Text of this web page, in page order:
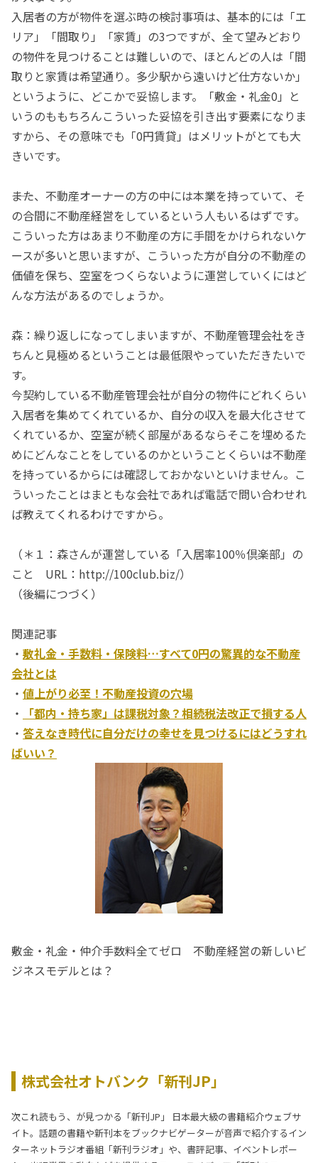
入居者の方が物件を選ぶ時の検討事項は、基本的には「エ
リア」「間取り」「家賃」の3つですが、全て望みどおり
の物件を見つけることは難しいので、ほとんどの人は「間
取りと家賃は希望通り。多少駅から遠いけど仕方ないか」
というように、どこかで妥協します。「敷金・礼金0」と
いうのももちろんこういった妥協を引き出す要素になりま
すから、その意味でも「0円賃貸」はメリットがとても大
きいです。
――また、不動産オーナーの方の中には本業を持っていて、そ
の合間に不動産経営をしているという人もいるはずです。
こういった方はあまり不動産の方に手間をかけられないケ
ースが多いと思いますが、こういった方が自分の不動産の
価値を保ち、空室をつくらないように運営していくにはど
んな方法があるのでしょうか。
森：繰り返しになってしまいますが、不動産管理会社をき
ちんと見極めるということは最低限やっていただきたいで
す。
今契約している不動産管理会社が自分の物件にどれくらい
入居者を集めてくれているか、自分の収入を最大化させて
くれているか、空室が続く部屋があるならそこを埋めるた
めにどんなことをしているのかということくらいは不動産
を持っているからには確認しておかないといけません。こ
ういったことはまともな会社であれば電話で問い合わせれ
ば教えてくれるわけですから。
（＊１：森さんが運営している「入居率100％倶楽部」の
こと URL：http://100club.biz/）
（後編につづく）
関連記事
・ 敷礼金・手数料・保険料…すべて0円の驚異的な不動産
会社とは
・ 値上がり必至！不動産投資の穴場
・
「都内・持ち家」は課税対象？相続税法改正で損する人
・ 答えなき時代に自分だけの幸せを見つけるにはどうすれ
ばいい？
敷金・礼金・仲介手数料全てゼロ 不動産経営の新しいビ
ジネスモデルとは？
株式会社オトバンク「新刊JP」
次これ読もう、が見つかる「新刊JP」 日本最大級の書籍紹介ウェブサ
イト。話題の書籍や新刊本をブックナビゲーターが音声で紹介するイン
ターネットラジオ番組「新刊ラジオ」や、書評記事、イベントレポー